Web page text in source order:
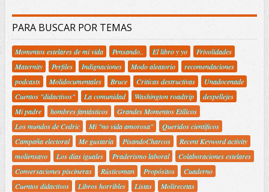
PARA BUSCAR POR TEMAS
Momentos estelares de mi vida Pensando.. El libro y yo
Frivolidades
Maternity
Perfiles Indignaciones Modo aleatorio
recomendaciones
podcasts
Molidocumentales Bruce Criticas destructivas
Unadocenade
Cuentos "didactivos"
La comunidad Washington roadtrip
despellejes
Mi padre
hombres fantásticos
Grandes Momentos Etílicos
Los mundos de Cedric
Mi "no vida amorosa"
Queridos científicos
Campaña electoral
Me gustaría PisandoCharcos
Recent Keyword activity
moliensayo
Los días iguales Praderismo laboral
Colaboraciones estelares
Conversaciones piscineras
Rústicoman Propósitos
Cuaderno
Cuentos didactivos
Libros horribles Listas
Molirecetas